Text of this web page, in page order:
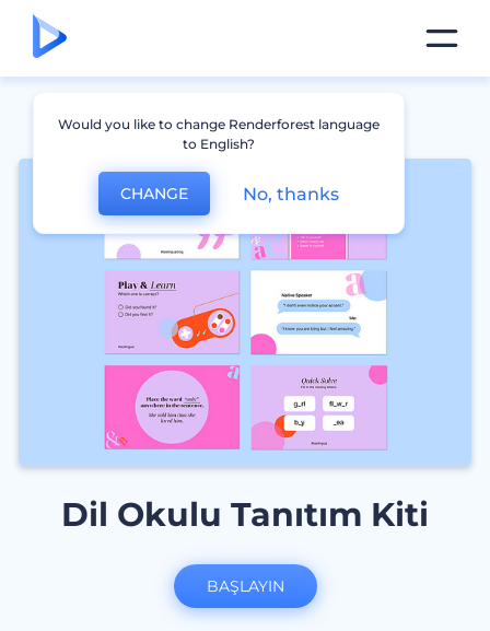
Dil Okulu Tanıtım Kiti
BAŞLAYIN
Would you like to change Renderforest language
to English?
CHANGE No, thanks